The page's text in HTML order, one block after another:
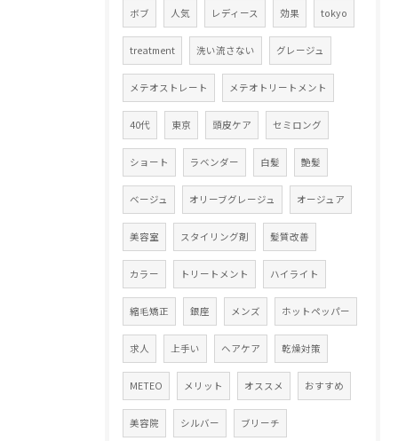
ボブ 人気 レディース 効果 tokyo
treatment 洗い流さない グレージュ
メテオストレート メテオトリートメント
40代 東京 頭皮ケア セミロング
ショート ラベンダー 白髪 艶髪
ベージュ オリーブグレージュ オージュア
美容室 スタイリング剤 髪質改善
カラー トリートメント ハイライト
縮毛矯正 銀座 メンズ ホットペッパー
求人 上手い ヘアケア 乾燥対策
METEO メリット オススメ おすすめ
美容院 シルバー ブリーチ